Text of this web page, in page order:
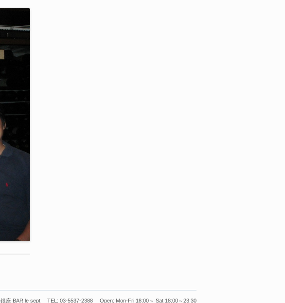
銀座 BAR le sept TEL: 03-5537-2388 Open: Mon-Fri 18:00～ Sat 18:00～23:30